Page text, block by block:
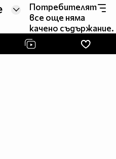
Потребителят
все още няма
качено съдържание.